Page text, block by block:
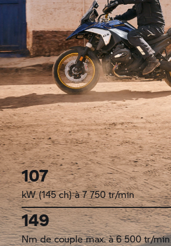
107
kW (145 ch) à 7 750 tr/min
149
Nm de couple max. à 6 500 tr/min